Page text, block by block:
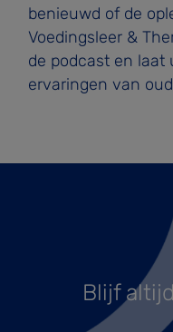
benieuwd of de
Voedingsleer &
de podcast en laat
ervaringen van
Blijf